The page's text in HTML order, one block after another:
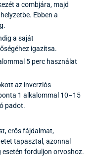
a combjára, majd
Ebben a
a saját
igazítsa.
5 perc használat
az inverziós
1 alkalommal 10–15
padot.
erős fájdalmat,
tapasztal, azonnal
esetén forduljon orvoshoz.